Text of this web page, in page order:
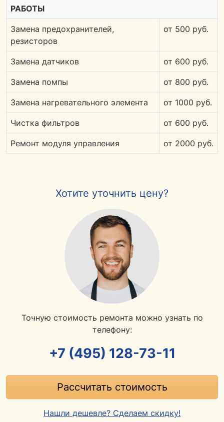
РАБОТЫ
Замена предохранителей,
резисторов
от 500 руб.
Замена датчиков от 600 руб.
Замена помпы от 800 руб.
Замена нагревательного элемента от 1000 руб.
Чистка фильтров от 600 руб.
Ремонт модуля управления от 2000 руб.
Хотите уточнить цену?
Точную стоимость ремонта можно узнать по
телефону:
+7 (495) 128-73-11
Рассчитать стоимость
Нашли дешевле? Сделаем скидку!